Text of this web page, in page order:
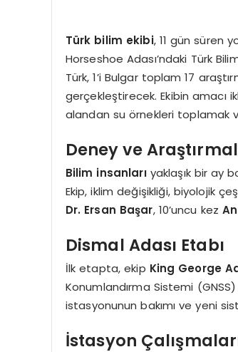
Türk bilim ekibi, 11 gün süren
Horseshoe Adası’ndaki Türk
Türk, 1’i Bulgar toplam 17
gerçekleştirecek. Ekibin amacı
alandan su örnekleri toplamak
Deney ve
Bilim insanlarıyaklaşık bir ay
Ekip, iklim değişikliği, biyolojik
Dr. Ersan Başar, 10’uncu kez
Dismal Adası Etabı
İlk etapta, ekip King George
Konumlandırma Sistemi
istasyonunun bakımı ve yeni
İstasyon